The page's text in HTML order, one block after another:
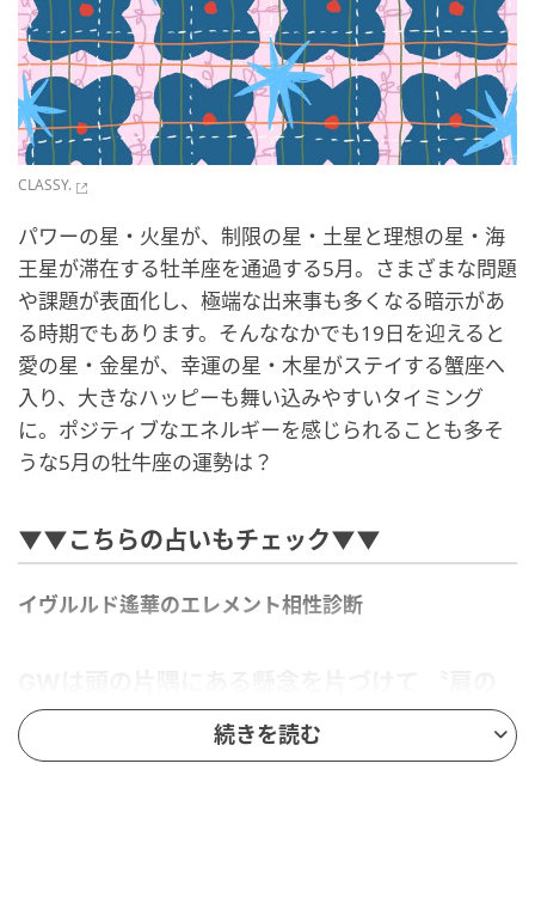
CLASSY.
パワーの星・火星が、制限の星・土星と理想の星・海
王星が滞在する牡羊座を通過する5月。さまざまな問題
や課題が表面化し、極端な出来事も多くなる暗示があ
る時期でもあります。そんななかでも19日を迎えると
愛の星・金星が、幸運の星・木星がステイする蟹座へ
入り、大きなハッピーも舞い込みやすいタイミング
に。ポジティブなエネルギーを感じられることも多そ
うな5月の牡牛座の運勢は？
▼▼こちらの占いもチェック▼▼
イヴルルド遙華のエレメント相性診断
荷〟を下ろす期間に
続きを読む